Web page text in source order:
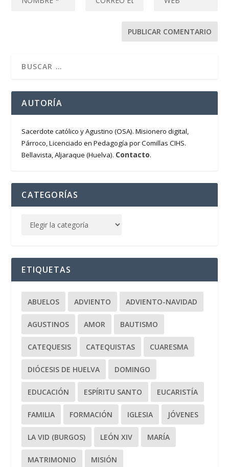
AUTORÍA
Sacerdote católico y Agustino (OSA). Misionero digital,
Párroco, Licenciado en Pedagogía por Comillas CIHS.
Bellavista, Aljaraque (Huelva). Contacto.
CATEGORÍAS
ETIQUETAS
ABUELOS ADVIENTO ADVIENTO-NAVIDAD
AGUSTINOS AMOR BAUTISMO
CATEQUESIS CATEQUISTAS CUARESMA
DIÓCESIS DE HUELVA DOMINGO
EDUCACIÓN ESPÍRITU SANTO EUCARISTÍA
FAMILIA FORMACIÓN IGLESIA JÓVENES
LA VID (BURGOS) LEÓN XIV MARÍA
MATRIMONIO MISIÓN